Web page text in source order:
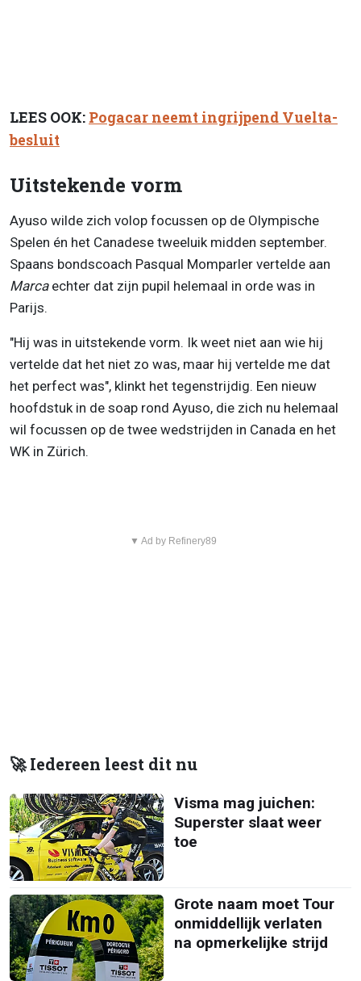
LEES OOK: Pogacar neemt ingrijpend Vuelta-
besluit
Uitstekende vorm
Ayuso wilde zich volop focussen op de Olympische
Spelen én het Canadese tweeluik midden september.
Spaans bondscoach Pasqual Momparler vertelde aan
Marca echter dat zijn pupil helemaal in orde was in
Parijs.
"Hij was in uitstekende vorm. Ik weet niet aan wie hij
vertelde dat het niet zo was, maar hij vertelde me dat
het perfect was", klinkt het tegenstrijdig. Een nieuw
hoofdstuk in de soap rond Ayuso, die zich nu helemaal
wil focussen op de twee wedstrijden in Canada en het
WK in Zürich.
▼ Ad by Refinery89
🚀 Iedereen leest dit nu
Visma mag juichen:
Superster slaat weer
toe
Grote naam moet Tour
onmiddellijk verlaten
na opmerkelijke strijd